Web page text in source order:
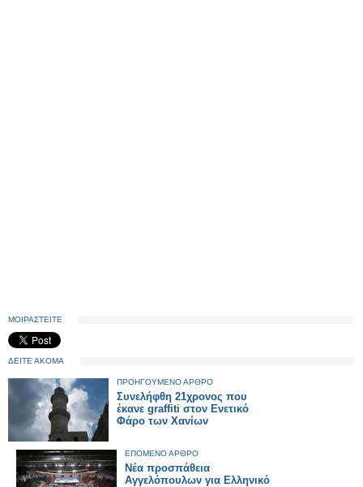
ΜΟΙΡΑΣΤΕΙΤΕ
ΔΕΙΤΕ ΑΚΟΜΑ
ΠΡΟΗΓΟΥΜΕΝΟ ΑΡΘΡΟ
Συνελήφθη 21χρονος που
έκανε graffiti στον Ενετικό
Φάρο των Χανίων
ΕΠΟΜΕΝΟ ΑΡΘΡΟ
Νέα προσπάθεια
Αγγελόπουλων για Ελληνικό